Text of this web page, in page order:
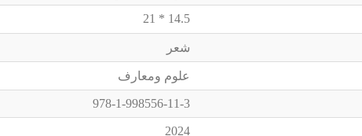
14.5 * 21
شعر
علوم ومعارف
978-1-998556-11-3
2024